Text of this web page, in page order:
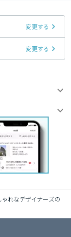
変更する
変更する
れなデザイナーズの